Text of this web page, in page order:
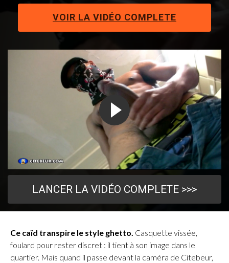
LANCER LA VIDÉO COMPLETE >>>
VOIR LA VIDÉO COMPLETE
Ce caïd transpire le style ghetto. Casquette vissée,
foulard pour rester discret : il tient à son image dans le
quartier. Mais quand il passe devant la caméra de Citebeur,